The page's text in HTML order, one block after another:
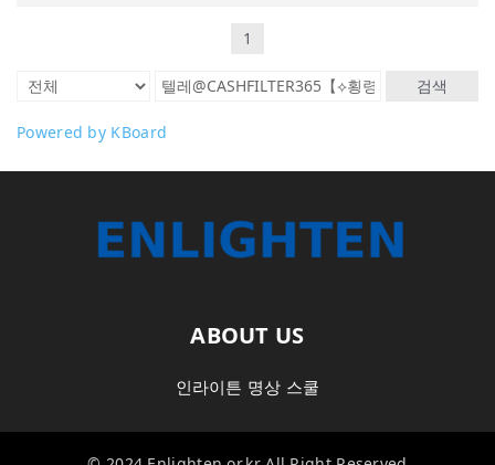
1
검색
Powered by KBoard
ABOUT US
인라이튼 명상 스쿨